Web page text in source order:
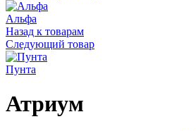
Альфа
Назад к товарам
Следующий товар
Пунта
Атриум